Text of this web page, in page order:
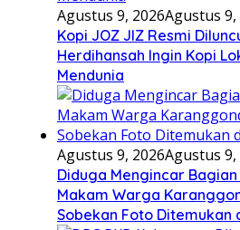
Agustus 9, 2026Agustus 9,
Kopi JOZ JIZ Resmi
Herdihansah Ingin Kopi
Mendunia
Agustus 9, 2026Agustus 9,
Diduga Mengincar
Makam Warga
Sobekan Foto Ditemukan